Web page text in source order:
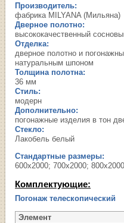
Производитель:
фабрика MILYANA (Мильяна)
Дверное полотно:
высококачественный
Отделка:
дверное полотно и
натуральным шпоном
Толщина полотна:
36 мм
Стиль:
модерн
Дополнительно:
погонажные изделия в тон
Стекло:
Лакобель белый
Стандартные размеры:
600х2000; 700х2000; 800х2000
Комплектующие:
Погонаж телескопический
Элемент